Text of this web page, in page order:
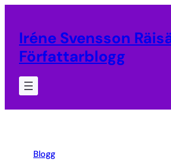
innehåll
Iréne Svensson
Författarblogg
Blogg